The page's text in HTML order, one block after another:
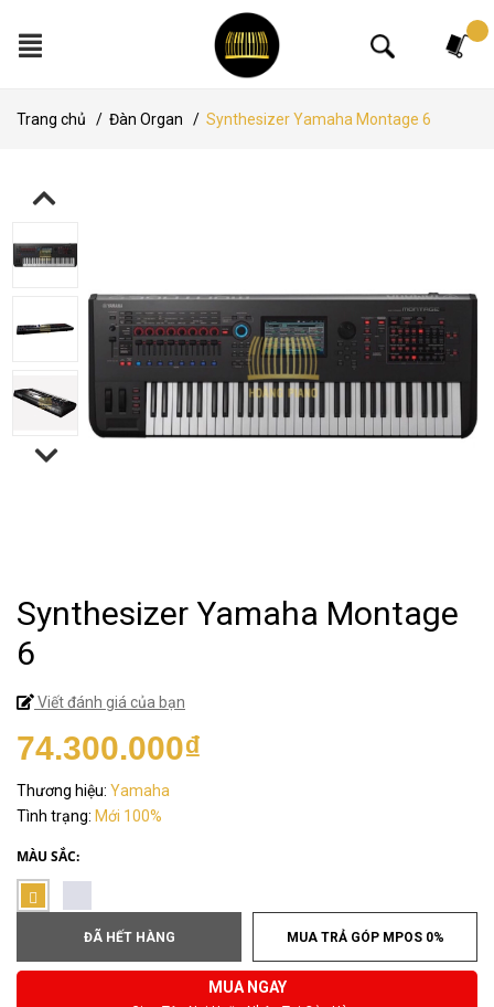
Trang chủ / Đàn Organ / Synthesizer Yamaha Montage 6
Synthesizer Yamaha Montage
6
Viết đánh giá của bạn
74.300.000₫
Thương hiệu: Yamaha
Tình trạng: Mới 100%
MÀU SẮC:
ĐÃ HẾT HÀNG MUA TRẢ GÓP MPOS 0%
MUA NGAY